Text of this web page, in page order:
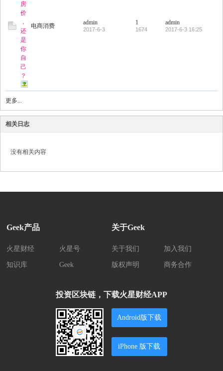
房
价
，
还
是
你
自
己
？
电商消费 admin
2017-6-3
1
1674
admin
2017-6-3 16:25
更多...
相关日志
没有相关内容
Geek产品
火星财经 火星号
知识库 Geek
关于Geek
关于我们 加入我们
版权声明 商务合作
投资区块链，下载火星财经APP
Android版下载
iPhone 版下载